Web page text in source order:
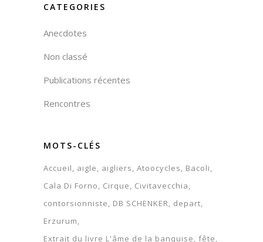
CATEGORIES
Anecdotes
Non classé
Publications récentes
Rencontres
MOTS-CLÉS
Accueil aigle aigliers Atoocycles
Bacoli
Cala Di Forno
Cirque
Civitavecchia
contorsionniste
DB SCHENKER
depart
Erzurum
Extrait du livre L'âme de la banquise fête